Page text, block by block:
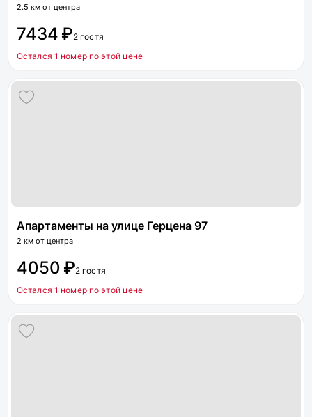
2.5 км от центра
7434 ₽2 гостя
Остался 1 номер по этой цене
Апартаменты на улице Герцена 97
2 км от центра
4050 ₽2 гостя
Остался 1 номер по этой цене